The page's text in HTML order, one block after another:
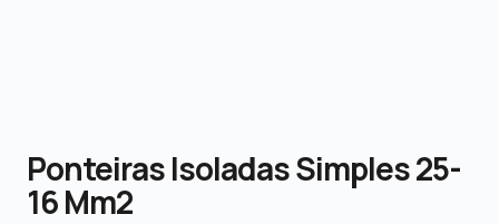
Ponteiras Isoladas Simples 25-
16 Mm2